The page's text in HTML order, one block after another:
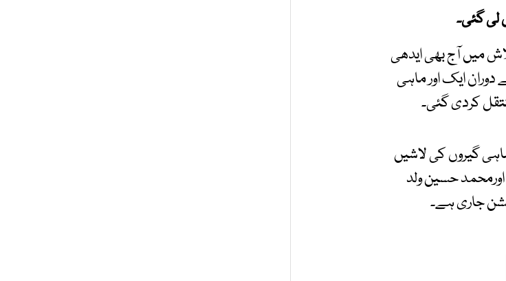
لی گئی۔
میں آج بھی ایدھی
ایک اور ماہی
کردی گئی۔
ایدھی فاؤنڈیشن کے مطابق اب تک چار ماہی گیروں میں سے 2 ماہی گیروں کی لاشیں
حسین ولد